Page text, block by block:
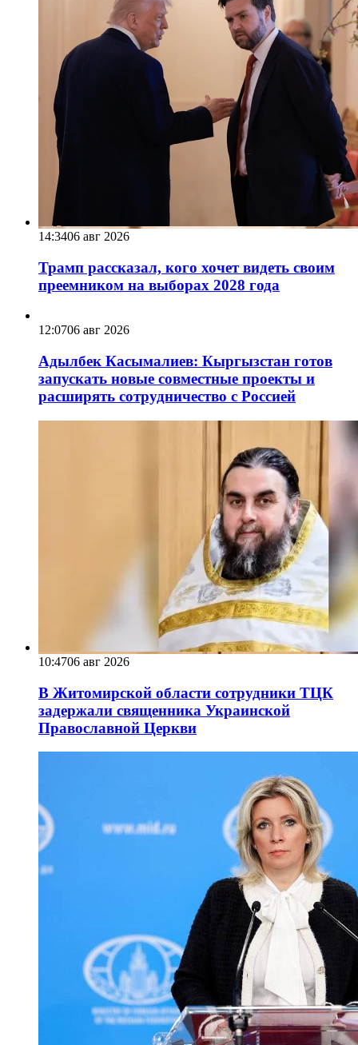
14:3406 авг 2026
Трамп рассказал, кого хочет видеть своим
преемником на выборах 2028 года
12:0706 авг 2026
Адылбек Касымалиев: Кыргызстан готов
запускать новые совместные проекты и
расширять сотрудничество с Россией
10:4706 авг 2026
В Житомирской области сотрудники ТЦК
задержали священника Украинской
Православной Церкви